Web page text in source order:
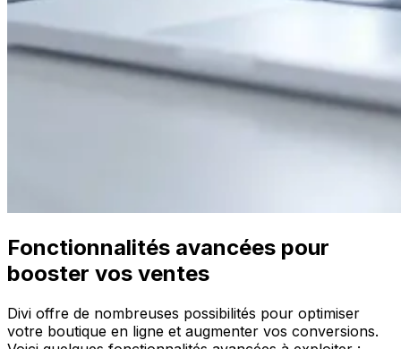
Fonctionnalités avancées pour
booster vos ventes
Divi offre de nombreuses possibilités pour optimiser
votre boutique en ligne et augmenter vos conversions.